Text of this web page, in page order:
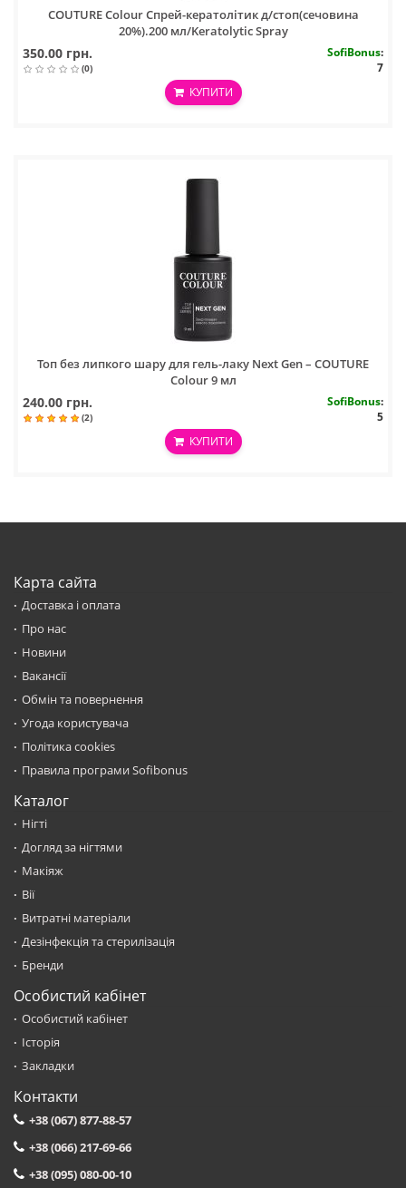
COUTURE Colour Спрей-кератолітик д/стоп(сечовина
20%).200 мл/Keratolytic Spray
350.00 грн.
(0)
SofiBonus:
7
КУПИТИ
Топ без липкого шару для гель-лаку Next Gen – COUTURE
Colour 9 мл
240.00 грн.
(2)
SofiBonus:
5
КУПИТИ
Карта сайта
Доставка і оплата
Про нас
Новини
Вакансії
Обмін та повернення
Угода користувача
Політика cookies
Правила програми Sofibonus
Каталог
Нігті
Догляд за нігтями
Макіяж
Вії
Витратні матеріали
Дезінфекція та стерилізація
Бренди
Особистий кабінет
Особистий кабінет
Історія
Закладки
Контакти
+38 (067) 877-88-57
+38 (066) 217-69-66
+38 (095) 080-00-10